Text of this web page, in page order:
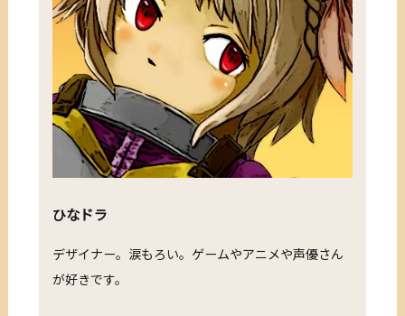
ひなドラ
デザイナー。涙もろい。ゲームやアニメや声優さん
が好きです。